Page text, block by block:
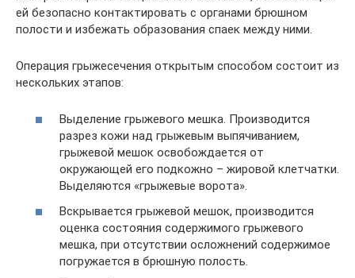
ей безопасно контактировать с органами брюшном
полости и избежать образования спаек между ними.
Операция грыжесечения открытым способом состоит из
нескольких этапов:
Выделение грыжевого мешка. Производится
разрез кожи над грыжевым выпячиванием,
грыжевой мешок освобождается от
окружающей его подкожно – жировой клетчатки.
Выделяются «грыжевые ворота».
Вскрывается грыжевой мешок, производится
оценка состояния содержимого грыжевого
мешка, при отсутствии осложнений содержимое
погружается в брюшную полость.